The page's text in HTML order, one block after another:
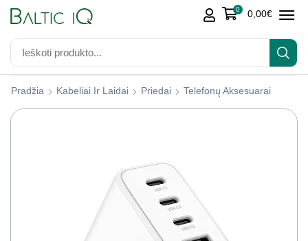
0 0,00€
Pradžia Kabeliai Ir Laidai Priedai Telefonų Aksesuarai